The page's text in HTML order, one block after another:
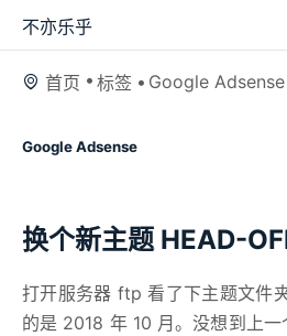
不亦乐乎
首页 标签 Google Adsense
Google Adsense
换个新主题 HEAD-
打开服务器 ftp 看了下主题文件
的是 2018 年 10 月。没想到上